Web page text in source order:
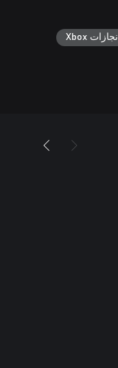
إنجازات Xbox